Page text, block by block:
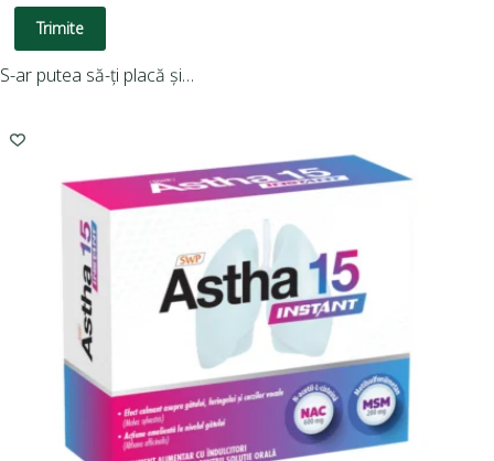
Trimite
S-ar putea să-ți placă și…